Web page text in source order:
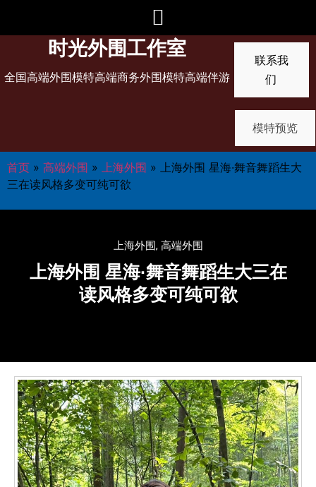
时光外围工作室
全国高端外围模特高端商务外围模特高端伴游
联系我
们
模特预览
首页 » 高端外围 » 上海外围 » 上海外围 星海·舞音舞蹈生大
三在读风格多变可纯可欲
上海外围, 高端外围
上海外围 星海·舞音舞蹈生大三在
读风格多变可纯可欲